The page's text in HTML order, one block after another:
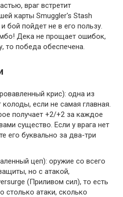
враг встретит
карты Smuggler's Stash
бой пойдет не в его пользу.
Дека не прощает ошибок,
то победа обеспечена.
крис): одна из
колоды, если не самая главная.
получает +2/+2 за каждое
существо. Если у врага нет
его буквально за два-три
цеп): оружие со всего
но с атакой,
(Приливом сил), то есть
столько атаки, сколько